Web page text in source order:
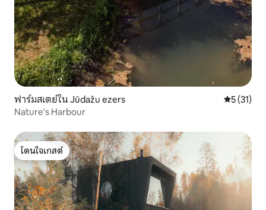
ฟาร์มสเตย์ใน Jūdažu ezers คะแนนเฉลี่
5 (31)
Nature's Harbour
โดนใจเกสต์
โดนใจเกสต์